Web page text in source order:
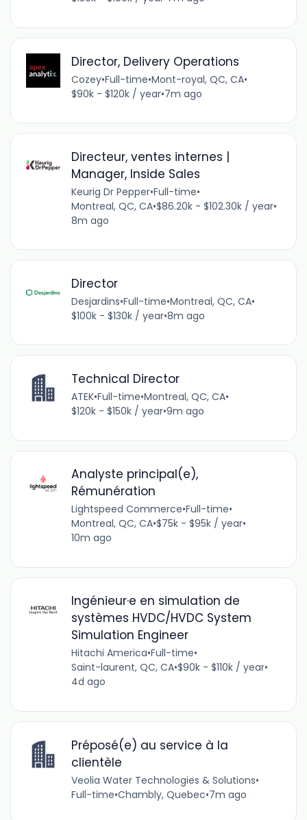
Director, Delivery Operations
Cozey•Full-time•Mont-royal, QC, CA•
$90k - $120k / year•7m ago
Directeur, ventes internes |
Manager, Inside Sales
Keurig Dr Pepper•Full-time•
Montreal, QC, CA•$86.20k - $102.30k / year•
8m ago
Director
Desjardins•Full-time•Montreal, QC, CA•
$100k - $130k / year•8m ago
Technical Director
ATEK•Full-time•Montreal, QC, CA•
$120k - $150k / year•9m ago
Analyste principal(e),
Rémunération
Lightspeed Commerce•Full-time•
Montreal, QC, CA•$75k - $95k / year•
10m ago
Ingénieur·e en simulation de
systèmes HVDC/HVDC System
Simulation Engineer
Hitachi America•Full-time•
Saint-laurent, QC, CA•$90k - $110k / year•
4d ago
Préposé(e) au service à la
clientèle
Veolia Water Technologies & Solutions•
Full-time•Chambly, Quebec•7m ago